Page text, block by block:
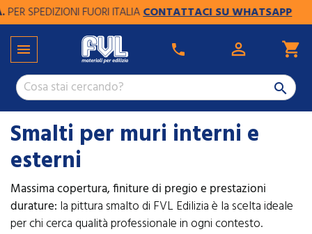
FUORI ITALIACONTATTACI SU WHATSAPP


phone  shopping_cart
Smalti per muri interni e
esterni
Massima copertura, finiture di pregio e prestazioni
durature: la pittura smalto di FVL Edilizia è la scelta ideale
per chi cerca qualità professionale in ogni contesto.